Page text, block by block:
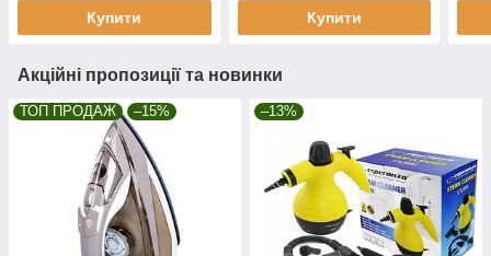
Купити Купити
Акційні пропозиції та новинки
ТОП ПРОДАЖ –15% –13%